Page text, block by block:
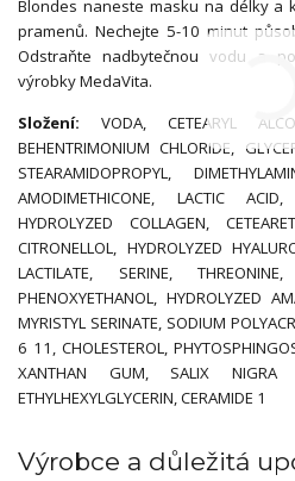
Blondes naneste masku na délky a
pramenů. Nechejte 5-10 minut
Odstraňte nadbytečnou vodu a
výrobky MedaVita.
Složení: VODA, CETEARYL
BEHENTRIMONIUM CHLORIDE,
STEARAMIDOPROPYL,
AMODIMETHICONE, LACTIC ACID,
HYDROLYZED COLLAGEN,
CITRONELLOL, HYDROLYZED
LACTILATE, SERINE,
PHENOXYETHANOL, HYDROLYZED
MYRISTYL SERINATE, SODIUM
6 11, CHOLESTEROL,
XANTHAN GUM, SALIX NIGRA
ETHYLHEXYLGLYCERIN, CERAMIDE 1
Výrobce a důležitá